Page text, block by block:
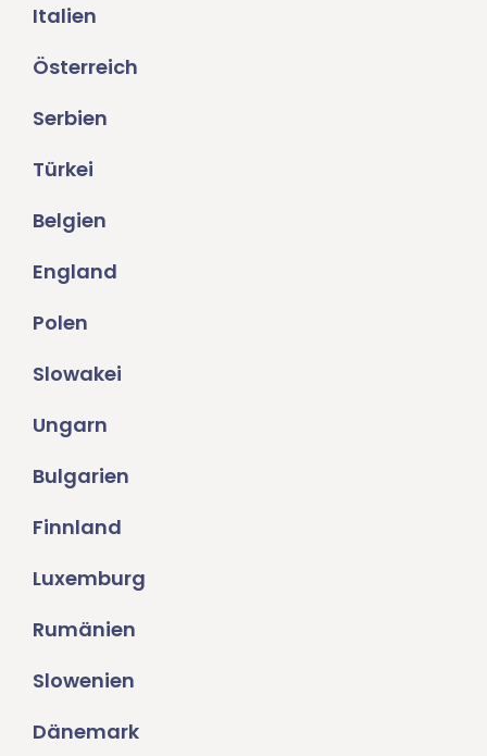
Italien
Österreich
Serbien
Türkei
Belgien
England
Polen
Slowakei
Ungarn
Bulgarien
Finnland
Luxemburg
Rumänien
Slowenien
Dänemark